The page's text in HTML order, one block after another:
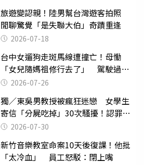
旅遊變認親！陸男幫台灣遊客拍照
閒聊驚覺「是失聯大伯」奇蹟重逢
2026-07-18
台中女遛狗走斑馬線遭撞亡！母慟
「女兒隨媽祖修行去了」 駕駛過失
致死判9月
2026-07-26
獨／東吳男教授被瘋狂迷戀 女學生
寄信「分屍吃掉」30次騷擾！認罪免
關 2026-07-30
新竹音樂教室命案10天後復課！他批
「太冷血」 員工怒駁：閉上嘴